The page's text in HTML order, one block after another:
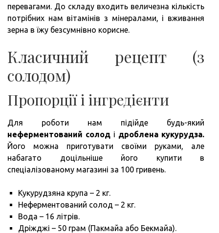
перевагами. До складу входить величезна кількість
потрібних нам вітамінів з мінералами, і вживання
зерна в їжу безсумнівно корисне.
Класичний рецепт (з
солодом)
Пропорції і інгредієнти
Для роботи нам підійде будь-який
неферментований солод і дроблена кукурудза.
Його можна приготувати своїми руками, але
набагато доцільніше його купити в
спеціалізованому магазині за 100 гривень.
Кукурудзяна крупа – 2 кг.
Неферментований солод – 2 кг.
Вода – 16 літрів.
Дріжджі – 50 грам (Пакмайа або Бекмайа).